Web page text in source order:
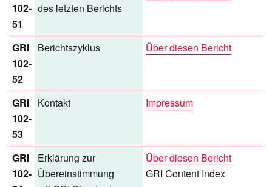
102-
51
des letzten Berichts
GRI
102-
52
Berichtszyklus Über diesen Bericht
GRI
102-
53
Kontakt Impressum
GRI
102-
Erklärung zur
Übereinstimmung
Über diesen Bericht
GRI Content Index